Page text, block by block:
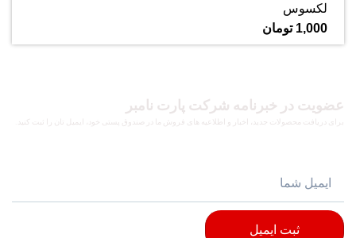
لکسوس
1,000 تومان
عضویت در خبرنامه شرکت پارت نامبر
برای دریافت محصولات جدید، اخبار و اطلاعیه های فروش ما در صندوق پستی خود، ایمیل تان را ثبت کنید.
ثبت ایمیل